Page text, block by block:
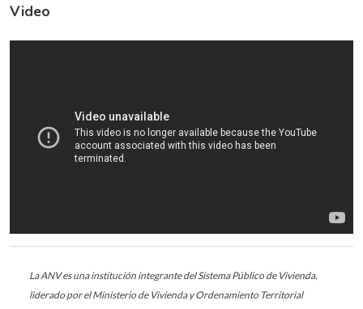
Video
La ANV es una institución integrante del Sistema Público de Vivienda,
liderado por el Ministerio de Vivienda y Ordenamiento Territorial